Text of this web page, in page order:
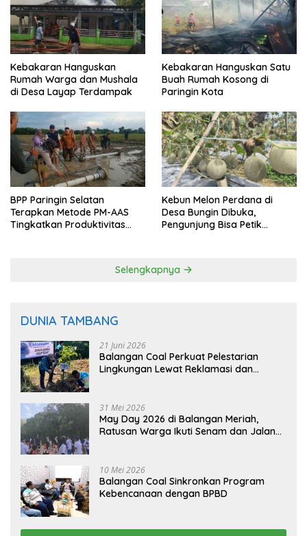
Kebakaran Hanguskan
Rumah Warga dan Mushala
di Desa Layap Terdampak
Kebakaran Hanguskan Satu
Buah Rumah Kosong di
Paringin Kota
BPP Paringin Selatan
Terapkan Metode PM-AAS
Tingkatkan Produktivitas
Kebun Melon Perdana di
Desa Bungin Dibuka,
Pengunjung Bisa Petik
Selengkapnya
DUNIA TAMBANG
21 Juni 2026
Balangan Coal Perkuat Pelestarian
Lingkungan Lewat Reklamasi dan
31 Mei 2026
May Day 2026 di Balangan Meriah,
Ratusan Warga Ikuti Senam dan Jalan
10 Mei 2026
Balangan Coal Sinkronkan Program
Kebencanaan dengan BPBD